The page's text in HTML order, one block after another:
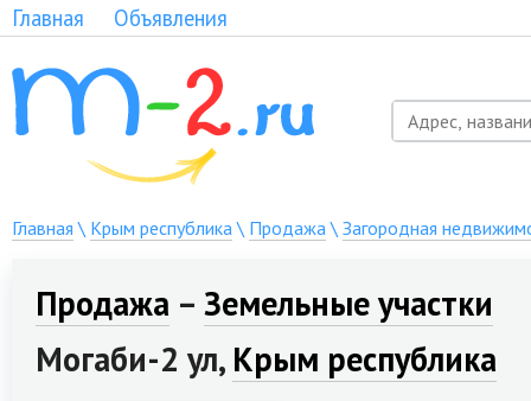
Главная Объявления
Главная \ Крым республика\ Продажа\ Загородная
Продажа – Земельные участки
Могаби-2 ул, Крым республика